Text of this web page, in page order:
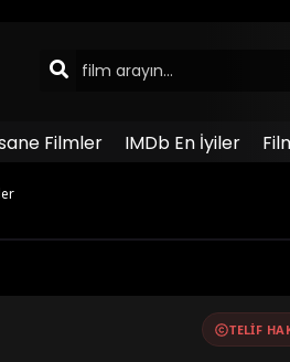
Filmler IMDb En İyiler
TELIF